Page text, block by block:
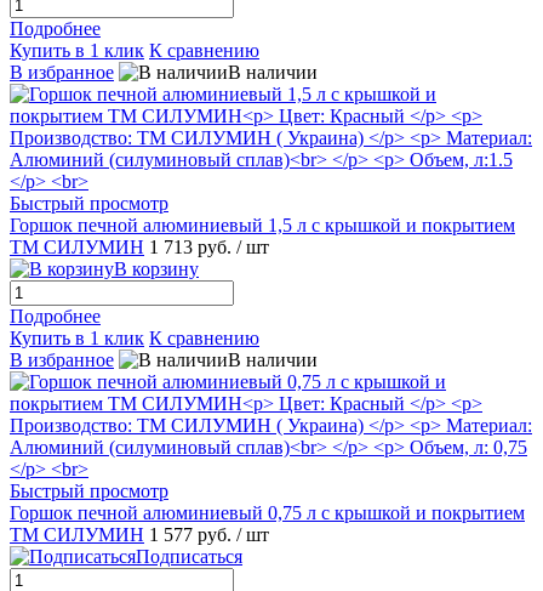
Подробнее
Купить в 1 клик К сравнению
В избранное
В наличии
Быстрый просмотр
Горшок печной алюминиевый 1,5 л с крышкой и покрытием
ТМ СИЛУМИН 1 713 руб. / шт
В корзину
Подробнее
Купить в 1 клик К сравнению
В избранное
В наличии
Быстрый просмотр
Горшок печной алюминиевый 0,75 л с крышкой и покрытием
ТМ СИЛУМИН 1 577 руб. / шт
Подписаться